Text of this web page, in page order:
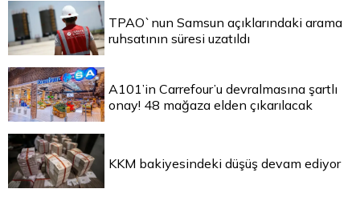
TPAO`nun Samsun açıklarındaki arama
ruhsatının süresi uzatıldı
A101’in Carrefour’u devralmasına şartlı
onay! 48 mağaza elden çıkarılacak
KKM bakiyesindeki düşüş devam ediyor